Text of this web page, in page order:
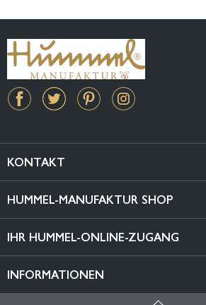
KONTAKT
HUMMEL-MANUFAKTUR SHOP
IHR HUMMEL-ONLINE-ZUGANG
INFORMATIONEN